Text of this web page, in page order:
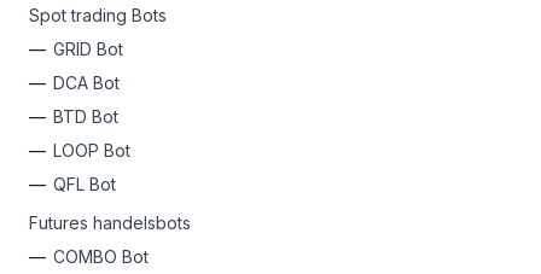
Spot trading Bots
GRID Bot
DCA Bot
BTD Bot
LOOP Bot
QFL Bot
Futures handelsbots
COMBO Bot